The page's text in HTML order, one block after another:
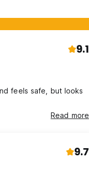
9.1
feels safe, but looks
Read more
9.7